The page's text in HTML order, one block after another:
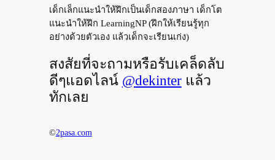
เด็กเล็กแนะนำให้ฝึกเป็นเด็กสองภาษา เด็กโต
แนะนำให้ฝึก LearningNP (ฝึกให้เรียนรู้ทุก
อย่างด้วยตัวเอง แล้วเด็กจะเรียนเก่ง)
สงสัยที่จะถามหรือรับเคล็ดลับ
ดีๆแอดไลน์ @dekinterแล้ว
ทักเลย
©2pasa.com